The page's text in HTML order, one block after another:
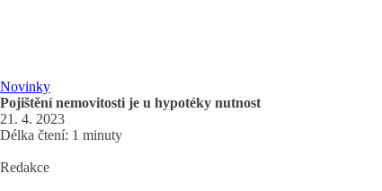
Novinky
Pojištění nemovitosti je u hypotéky nutnost
21. 4. 2023
Délka čtení: 1 minuty
Redakce